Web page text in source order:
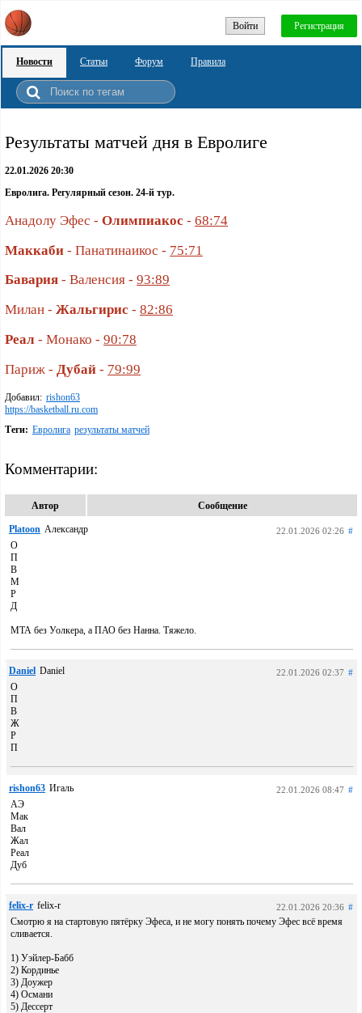
Войти Регистрация
Новости Статьи Форум Правила
Pезультаты матчей дня в Евролиге
22.01.2026 20:30
Евролига. Регулярный сезон. 24-й тур.
Анадолу Эфес - Олимпиакос - 68:74
Маккаби - Панатинаикос - 75:71
Бавария - Валенсия - 93:89
Милан - Жальгирис - 82:86
Реал - Монако - 90:78
Париж - Дубай - 79:99
Добавил: rishon63
https://basketball.ru.com
Теги: Евролига результаты матчей
Комментарии:
Автор Сообщение
Platoon Александр 22.01.2026 02:26 #
О
П
В
М
Р
Д
МТА без Уолкера, а ПАО без Нанна. Тяжело.
Daniel Daniel 22.01.2026 02:37 #
О
П
В
Ж
Р
П
rishon63 Игаль 22.01.2026 08:47 #
АЭ
Мак
Вал
Жал
Реал
Дуб
felix-r felix-r 22.01.2026 20:36 #
Смотрю я на стартовую пятёрку Эфеса, и не могу понять почему Эфес всё время
сливается.
1) Уэйлер-Бабб
2) Кординье
3) Доужер
4) Османи
5) Дессерт